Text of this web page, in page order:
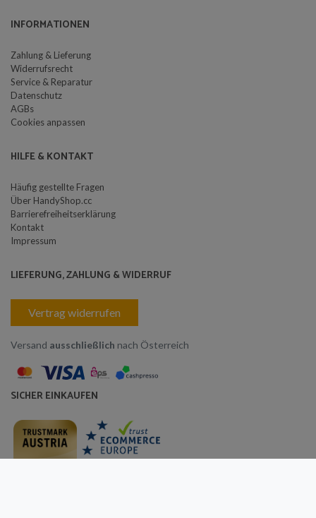
INFORMATIONEN
Zahlung & Lieferung
Widerrufsrecht
Service & Reparatur
Datenschutz
AGBs
Cookies anpassen
HILFE & KONTAKT
Häufig gestellte Fragen
Über HandyShop.cc
Barrierefreiheitserklärung
Kontakt
Impressum
LIEFERUNG, ZAHLUNG & WIDERRUF
Vertrag widerrufen
Versand ausschließlich nach Österreich
SICHER EINKAUFEN